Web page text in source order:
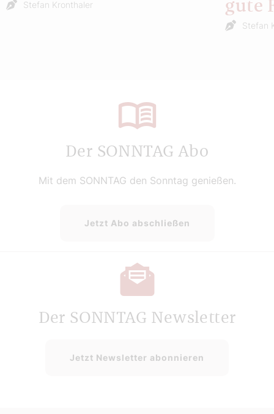
Stefan Kronthaler
gute
Stefan
Der SONNTAG Abo
Mit dem SONNTAG den Sonntag genießen.
Jetzt Abo abschließen
Der SONNTAG Newsletter
Jetzt Newsletter abonnieren